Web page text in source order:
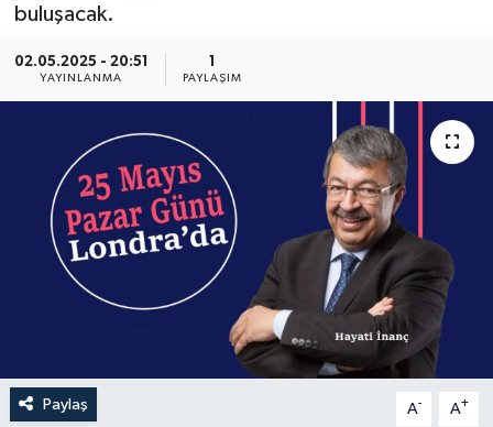
buluşacak.
02.05.2025 - 20:51
YAYINLANMA
1
PAYLAŞIM
Paylaş A- A+